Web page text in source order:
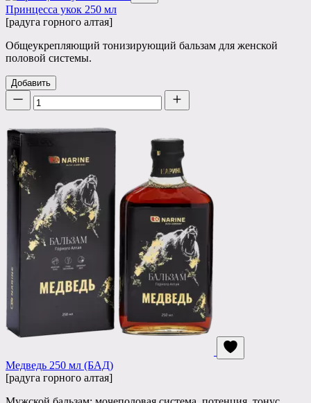
Принцесса укок 250 мл
[радуга горного алтая]
Общеукрепляющий тонизирующий бальзам для женской
половой системы.
Добавить
Количество
Медведь 250 мл (БАД)
[радуга горного алтая]